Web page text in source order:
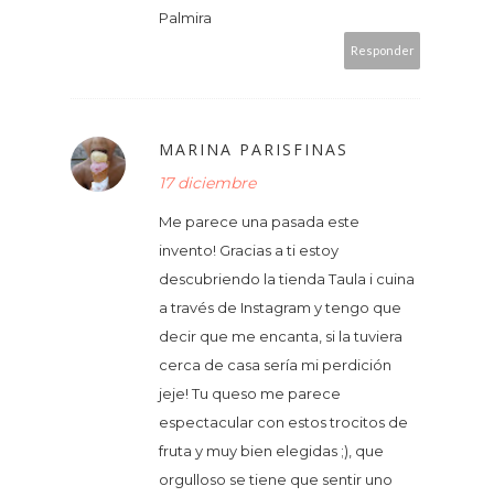
Palmira
Responder
MARINA PARISFINAS
17 diciembre
Me parece una pasada este
invento! Gracias a ti estoy
descubriendo la tienda Taula i cuina
a través de Instagram y tengo que
decir que me encanta, si la tuviera
cerca de casa sería mi perdición
jeje! Tu queso me parece
espectacular con estos trocitos de
fruta y muy bien elegidas ;), que
orgulloso se tiene que sentir uno